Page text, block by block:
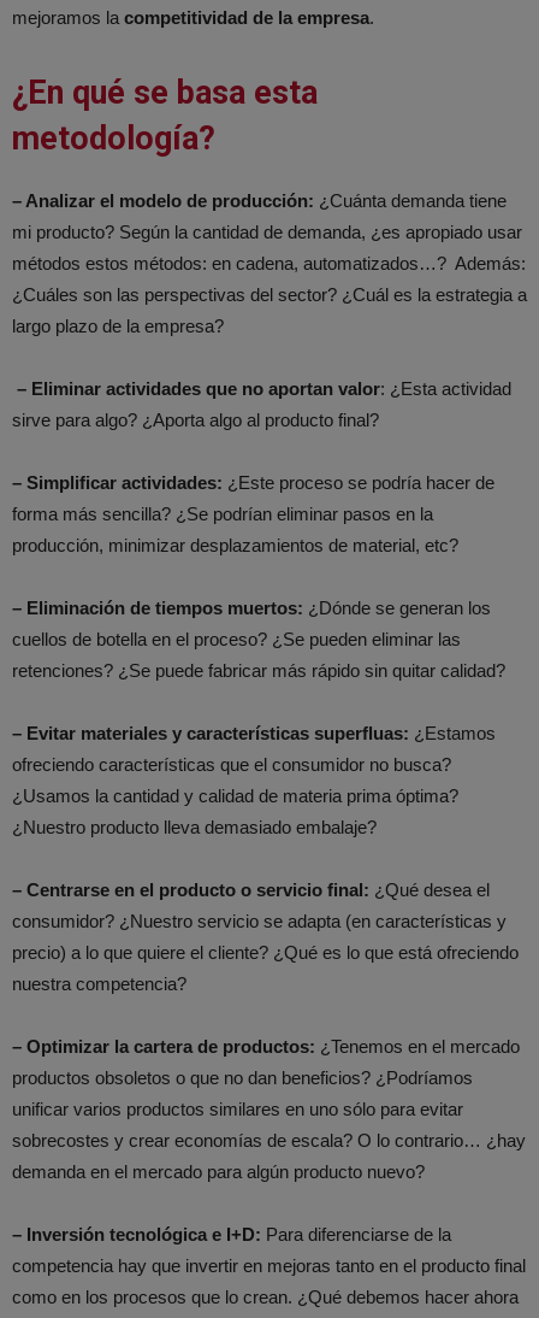
mejoramos la competitividad de la empresa.
¿En qué se basa esta
metodología?
– Analizar el modelo de producción: ¿Cuánta demanda tiene
mi producto? Según la cantidad de demanda, ¿es apropiado usar
métodos estos métodos: en cadena, automatizados…? Además:
¿Cuáles son las perspectivas del sector? ¿Cuál es la estrategia a
largo plazo de la empresa?
– Eliminar actividades que no aportan valor: ¿Esta actividad
sirve para algo? ¿Aporta algo al producto final?
– Simplificar actividades: ¿Este proceso se podría hacer de
forma más sencilla? ¿Se podrían eliminar pasos en la
producción, minimizar desplazamientos de material, etc?
– Eliminación de tiempos muertos: ¿Dónde se generan los
cuellos de botella en el proceso? ¿Se pueden eliminar las
retenciones? ¿Se puede fabricar más rápido sin quitar calidad?
– Evitar materiales y características superfluas: ¿Estamos
ofreciendo características que el consumidor no busca?
¿Usamos la cantidad y calidad de materia prima óptima?
¿Nuestro producto lleva demasiado embalaje?
– Centrarse en el producto o servicio final: ¿Qué desea el
consumidor? ¿Nuestro servicio se adapta (en características y
precio) a lo que quiere el cliente? ¿Qué es lo que está ofreciendo
nuestra competencia?
– Optimizar la cartera de productos: ¿Tenemos en el mercado
productos obsoletos o que no dan beneficios? ¿Podríamos
unificar varios productos similares en uno sólo para evitar
sobrecostes y crear economías de escala? O lo contrario… ¿hay
demanda en el mercado para algún producto nuevo?
– Inversión tecnológica e I+D: Para diferenciarse de la
competencia hay que invertir en mejoras tanto en el producto final
como en los procesos que lo crean. ¿Qué debemos hacer ahora